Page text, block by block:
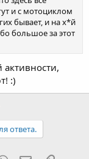
и с мотоциклом
бывает, и на х*й
большое за этот
:)
ответа.